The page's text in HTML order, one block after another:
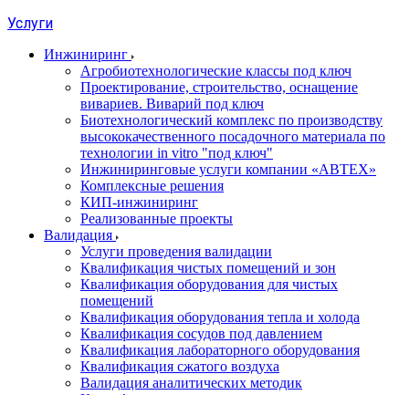
Услуги
Инжиниринг
Агробиотехнологические классы под ключ
Проектирование, строительство, оснащение
вивариев. Виварий под ключ
Биотехнологический комплекс по производству
высококачественного посадочного материала по
технологии in vitro "под ключ"
Инжиниринговые услуги компании «АВТЕХ»
Комплексные решения
КИП-инжиниринг
Реализованные проекты
Валидация
Услуги проведения валидации
Квалификация чистых помещений и зон
Квалификация оборудования для чистых
помещений
Квалификация оборудования тепла и холода
Квалификация сосудов под давлением
Квалификация лабораторного оборудования
Квалификация сжатого воздуха
Валидация аналитических методик